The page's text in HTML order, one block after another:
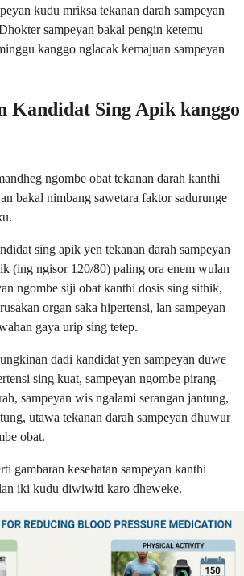
kudu mriksa tekanan darah sampeyan
sampeyan bakal pengin ketemu
kanggo nglacak kemajuan sampeyan
Kandidat Sing Apik kanggo
ngombe obat tekanan darah kanthi
bakal nimbang sawetara faktor sadurunge
sing apik yen tekanan darah sampeyan
(ing ngisor 120/80) paling ora enem wulan
ngombe siji obat kanthi dosis sing sithik,
organ saka hipertensi, lan sampeyan
gaya urip sing tetep.
dadi kandidat yen sampeyan duwe
sing kuat, sampeyan ngombe pirang-
sampeyan wis ngalami serangan jantung,
utawa tekanan darah sampeyan dhuwur
obat.
gambaran kesehatan sampeyan kanthi
iki kudu diwiwiti karo dheweke.